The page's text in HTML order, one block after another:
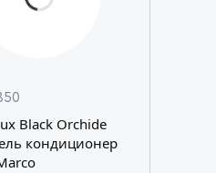
Black Orchide
кондиционер